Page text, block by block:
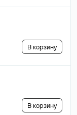
В корзину
В корзину